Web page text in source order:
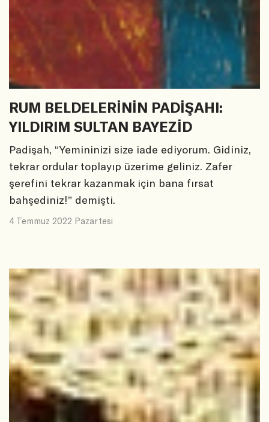
RUM BELDELERİNİN PADİŞAHI:
YILDIRIM SULTAN BAYEZİD
Padişah, “Yemininizi size iade ediyorum. Gidiniz,
tekrar ordular toplayıp üzerime geliniz. Zafer
şerefini tekrar kazanmak için bana fırsat
bahşediniz!” demişti.
4 Temmuz 2022 Pazartesi